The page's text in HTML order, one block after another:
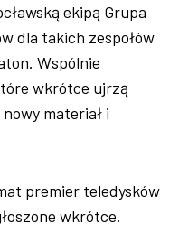
ekipą Grupa
dla takich zespołów
Wspólnie
wkrótce ujrzą
materiał i
premier teledysków
wkrótce.